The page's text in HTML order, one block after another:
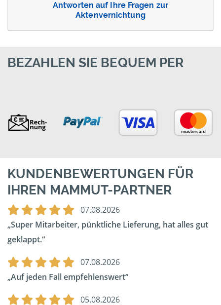
Antworten auf Ihre Fragen zur
Aktenvernichtung
BEZAHLEN SIE BEQUEM PER
KUNDENBEWERTUNGEN FÜR
IHREN MAMMUT-PARTNER
07.08.2026
Super Mitarbeiter, pünktliche Lieferung, hat alles gut
geklappt.
07.08.2026
Auf jeden Fall empfehlenswert
05.08.2026